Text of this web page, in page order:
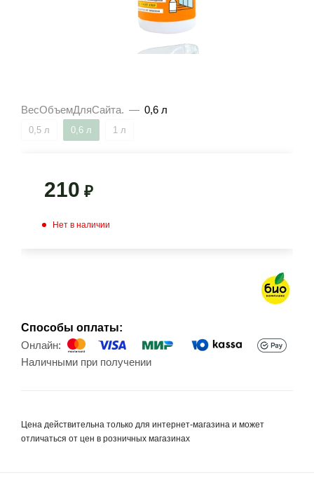
ВесОбъемДляСайта. — 0,6 л
0,5 л 0,6 л 1 л
210 ₽
Нет в наличии
Способы оплаты:
Онлайн:
Наличными при получении
Цена действительна только для интернет-магазина и может
отличаться от цен в розничных магазинах